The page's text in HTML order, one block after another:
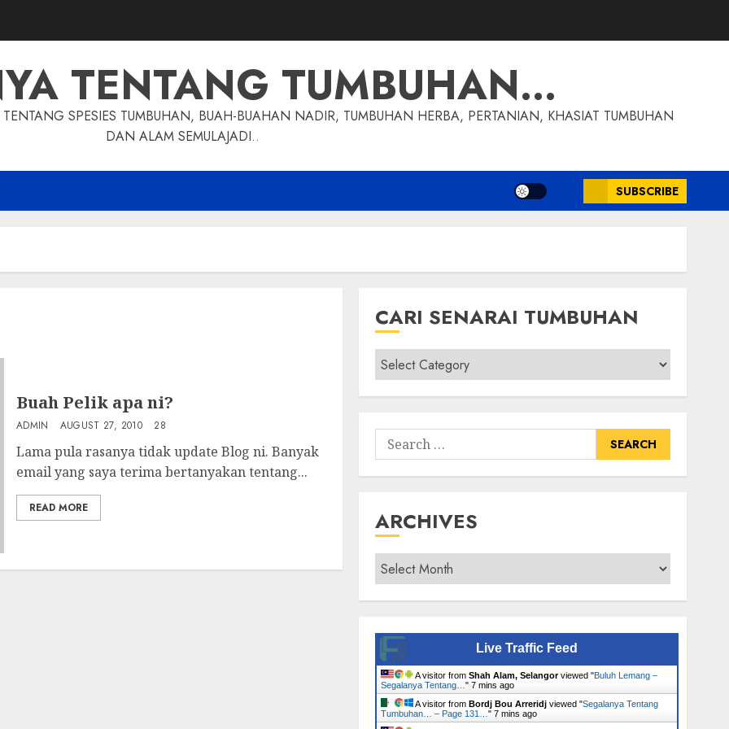
TENTANG TUMBUHAN…
SPESIES TUMBUHAN, BUAH-BUAHAN NADIR, TUMBUHAN HERBA, PERTANIAN, KHASIAT TUMBUHAN
DAN ALAM SEMULAJADI..
SUBSCRIBE
Buah Pelik apa ni?
ADMIN AUGUST 27, 2010 28
Lama pula rasanya tidak update Blog ni. Banyak
email yang saya terima bertanyakan tentang...
READ MORE
CARI SENARAI TUMBUHAN
Cari
Senarai
Tumbuhan
Search
for:
ARCHIVES
Archives
Live Traffic Feed
A visitor from Shah Alam, Selangorviewed "Buluh Lemang –
Segalanya Tentang… " 7 mins ago
A visitor from Bordj Bou Arreridjviewed "Segalanya Tentang
Tumbuhan… – Page 131… " 7 mins ago